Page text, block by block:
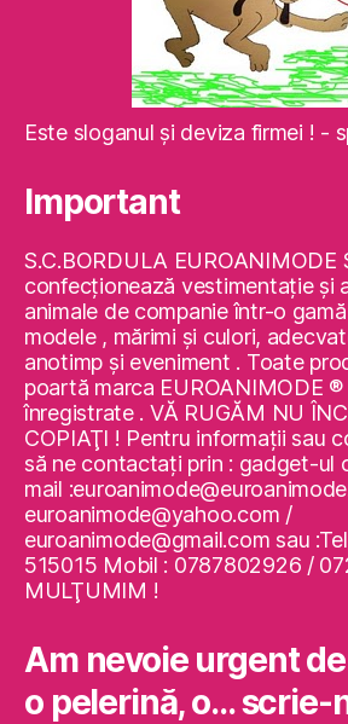
Este sloganul şi deviza firmei ! -
Important
S.C.BORDULA EUROANIMODE
confecţionează vestimentaţie şi
animale de companie într-o
modele , mărimi şi culori,
anotimp şi eveniment . Toate
poartă marca EUROANIMODE ®
înregistrate . VĂ RUGĂM NU
COPIAŢI ! Pentru informaţii sau
să ne contactaţi prin : gadget-ul
mail
euroanimode@yahoo.com /
euroanimode@gmail.com sau
515015 Mobil : 0787802926 /
MULŢUMIM !
Am nevoie urgent
o pelerină, o… scrie-